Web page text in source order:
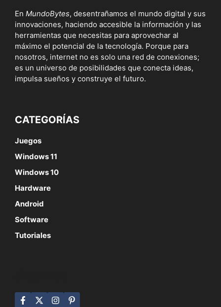
En MundoBytes, desentrañamos el mundo digital y sus
innovaciones, haciendo accesible la información y las
herramientas que necesitas para aprovechar al
máximo el potencial de la tecnología. Porque para
nosotros, internet no es solo una red de conexiones;
es un universo de posibilidades que conecta ideas,
impulsa sueños y construye el futuro.
CATEGORÍAS
Juegos
Windows 11
Windows 10
Hardware
Android
Software
Tutoriales